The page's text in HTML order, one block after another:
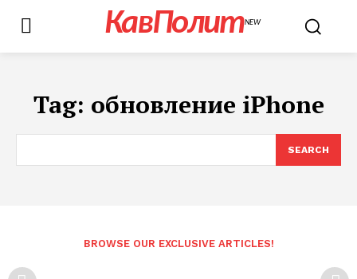
КавПолитNEW
Tag: обновление iPhone
SEARCH
BROWSE OUR EXCLUSIVE ARTICLES!